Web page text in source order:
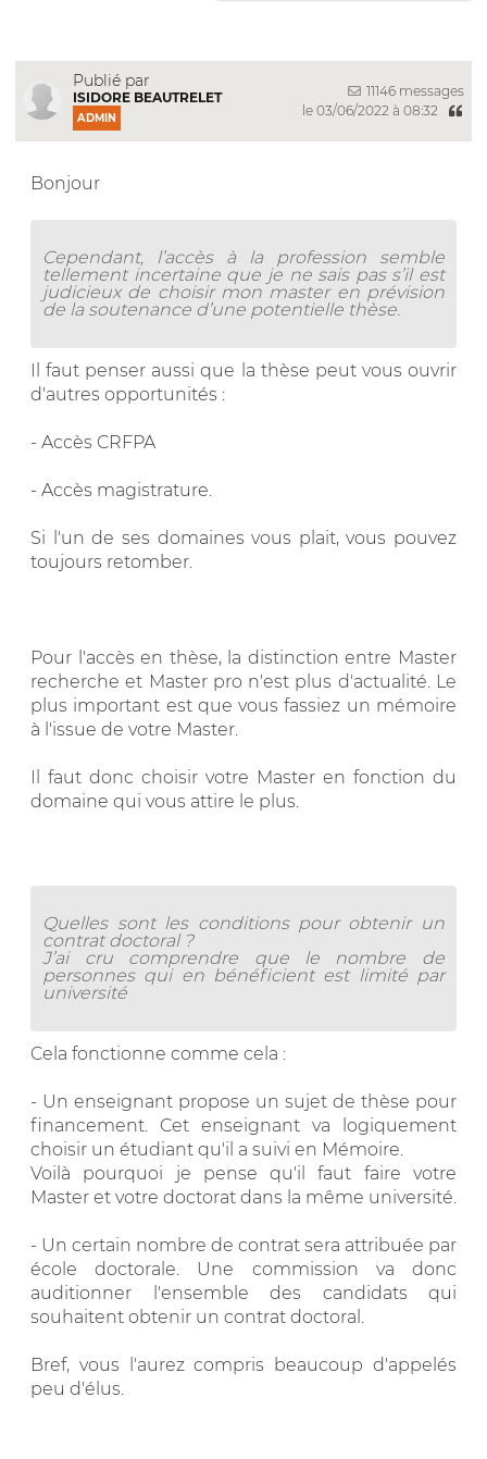
Publié par
ISIDORE BEAUTRELET
ADMIN
11146 messages
le 03/06/2022 à 08:32
Bonjour
Cependant, l’accès à la profession semble
tellement incertaine que je ne sais pas s’il est
judicieux de choisir mon master en prévision
de la soutenance d’une potentielle thèse.
Il faut penser aussi que la thèse peut vous ouvrir
d'autres opportunités :
- Accès CRFPA
- Accès magistrature.
Si l'un de ses domaines vous plait, vous pouvez
toujours retomber.
Pour l'accès en thèse, la distinction entre Master
recherche et Master pro n'est plus d'actualité. Le
plus important est que vous fassiez un mémoire
à l'issue de votre Master.
Il faut donc choisir votre Master en fonction du
domaine qui vous attire le plus.
Quelles sont les conditions pour obtenir un
contrat doctoral ?
J’ai cru comprendre que le nombre de
personnes qui en bénéficient est limité par
université
Cela fonctionne comme cela :
- Un enseignant propose un sujet de thèse pour
financement. Cet enseignant va logiquement
choisir un étudiant qu'il a suivi en Mémoire.
Voilà pourquoi je pense qu'il faut faire votre
Master et votre doctorat dans la même université.
- Un certain nombre de contrat sera attribuée par
école doctorale. Une commission va donc
auditionner l'ensemble des candidats qui
souhaitent obtenir un contrat doctoral.
Bref, vous l'aurez compris beaucoup d'appelés
peu d'élus.